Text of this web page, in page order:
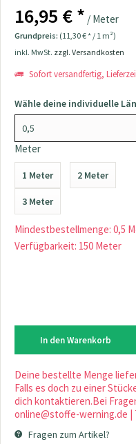
16,95 € * / Meter
Grundpreis: (11,30 € * / 1 m²)
inkl. MwSt. zzgl. Versandkosten
Sofort versandfertig,
Wähle deine individuelle
Meter
1 Meter 2 Meter
3 Meter
Mindestbestellmenge: 0,5
Verfügbarkeit: 150 Meter
In den Warenkorb
Deine bestellte Menge
Falls es doch zu einer
dich kontaktieren.Bei
online@stoffe-werning.de |
Fragen zum Artikel?